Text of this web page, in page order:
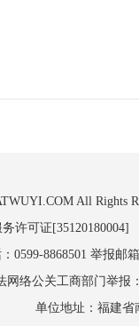
All Rights
许可证
0599-8868501 举报邮
网络公关工商部门举报
单位地址：福建省